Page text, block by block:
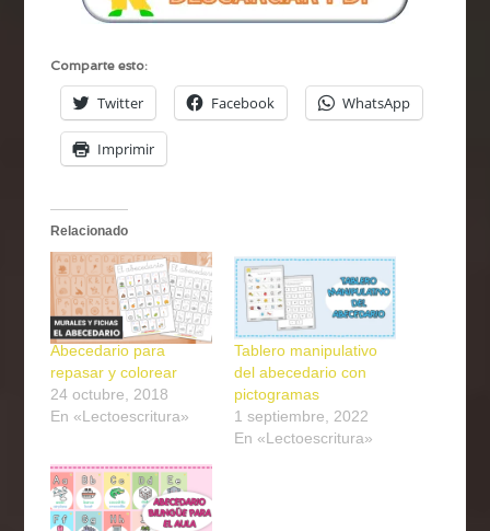
Comparte esto:
Twitter Facebook WhatsApp
Imprimir
Relacionado
Abecedario para
repasar y colorear
24 octubre, 2018
En «Lectoescritura»
Tablero manipulativo
del abecedario con
pictogramas
1 septiembre, 2022
En «Lectoescritura»